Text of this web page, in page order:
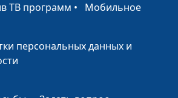
Сергей Катаев, Елена
Дмитрий Булатов,
ТВ программ • Мобильное
персональных данных и